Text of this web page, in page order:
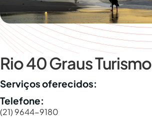
Rio 40 Graus Turismo
Serviços oferecidos:
Telefone:
(21) 9644-9180